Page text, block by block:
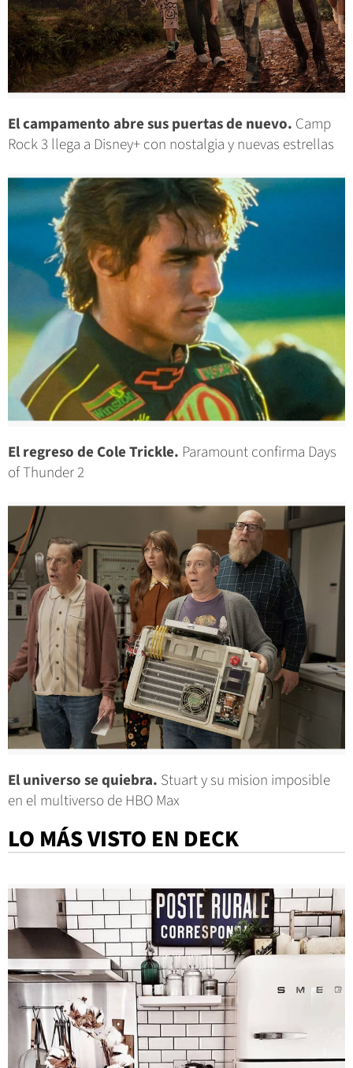
El campamento abre sus puertas de nuevo. Camp
Rock 3 llega a Disney+ con nostalgia y nuevas estrellas
El regreso de Cole Trickle. Paramount confirma Days
of Thunder 2
El universo se quiebra. Stuart y su mision imposible
en el multiverso de HBO Max
LO MÁS VISTO EN DECK